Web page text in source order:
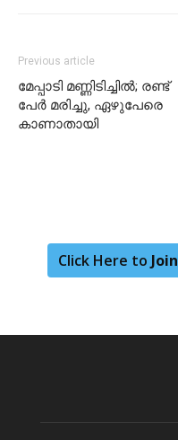
Previous article
മേപ്പാടി മണ്ണിടിച്ചിൽ; രണ്ട്
പേർ മരിച്ചു, ഏഴുപേരെ
കാണാതായി
Click Here to Join